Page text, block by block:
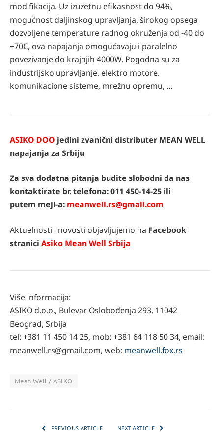
modifikacija. Uz izuzetnu efikasnost do 94%,
mogućnost daljinskog upravljanja, širokog opsega
dozvoljene temperature radnog okruženja od -40 do
+70C, ova napajanja omogućavaju i paralelno
povezivanje do krajnjih 4000W. Pogodna su za
industrijsko upravljanje, elektro motore,
komunikacione sisteme, mrežnu opremu, …
ASIKO DOO jedini zvanični distributer MEAN WELL
napajanja za Srbiju
Za sva dodatna pitanja budite slobodni da nas
kontaktirate br. telefona: 011 450-14-25 ili
putem mejl-a: meanwell.rs@gmail.com
Aktuelnosti i novosti objavljujemo na Facebook
stranici Asiko Mean Well Srbija
Više informacija:
ASIKO d.o.o., Bulevar Oslobođenja 293, 11042
Beograd, Srbija
tel: +381 11 450 14 25, mob: +381 64 118 50 34, email:
meanwell.rs@gmail.com, web: meanwell.fox.rs
Mean Well / ASIKO
PREVIOUS ARTICLE NEXT ARTICLE